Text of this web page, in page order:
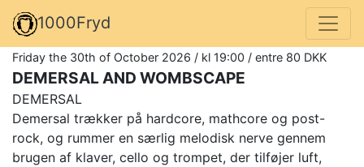
1000Fryd
Friday the 30th of October 2026 / kl 19:00 / entre 80 DKK
DEMERSAL AND WOMBSCAPE
DEMERSAL
Demersal trækker på hardcore, mathcore og post-
rock, og rummer en særlig melodisk nerve gennem
brugen af klaver, cello og trompet, der tilføjer luft,